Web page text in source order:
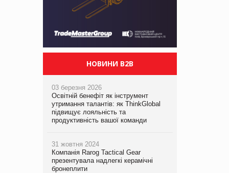
НОВИНИ B2B
03 березня 2026
Освітній бенефіт як інструмент
утримання талантів: як ThinkGlobal
підвищує лояльність та
продуктивність вашої команди
31 жовтня 2024
Компанія Rarog Tactical Gear
презентувала надлегкі керамічні
бронеплити